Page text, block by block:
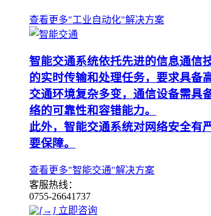
查看更多"工业自动化"解决方案
智能交通系统依托先进的信息通信
的实时传输和处理任务，要求具备
交通环境复杂多变，通信设备需具
络的可靠性和容错能力。
此外，智能交通系统对网络安全有
要保障。
查看更多"智能交通"解决方案
客服热线：
0755-26641737
立即咨询